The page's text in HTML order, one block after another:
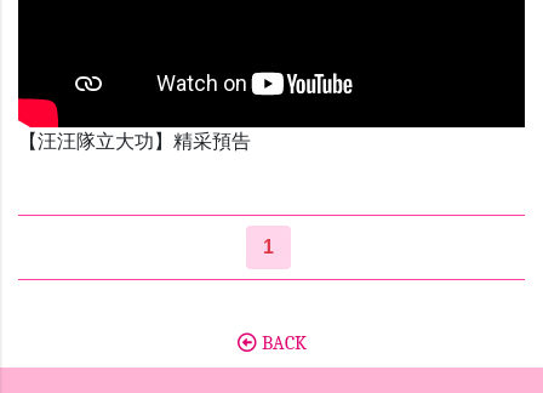
【汪汪隊立大功】精采預告
1
BACK